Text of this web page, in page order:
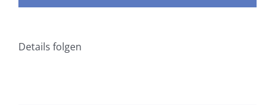
Details folgen